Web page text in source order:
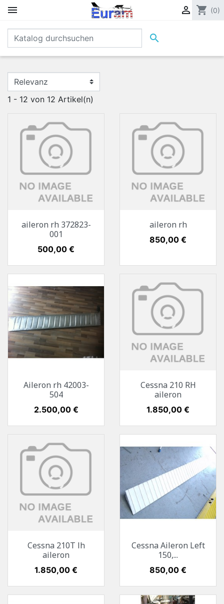
  shopping_cart (0)

1 - 12 von 12 Artikel(n)
aileron rh 372823-
001
Preis
500,00 €
aileron rh
Preis
850,00 €
Aileron rh 42003-
504
Preis
2.500,00 €
Cessna 210 RH
aileron
Preis
1.850,00 €
Cessna 210T lh
aileron
Preis
1.850,00 €
Cessna Aileron Left
150,...
Preis
850,00 €